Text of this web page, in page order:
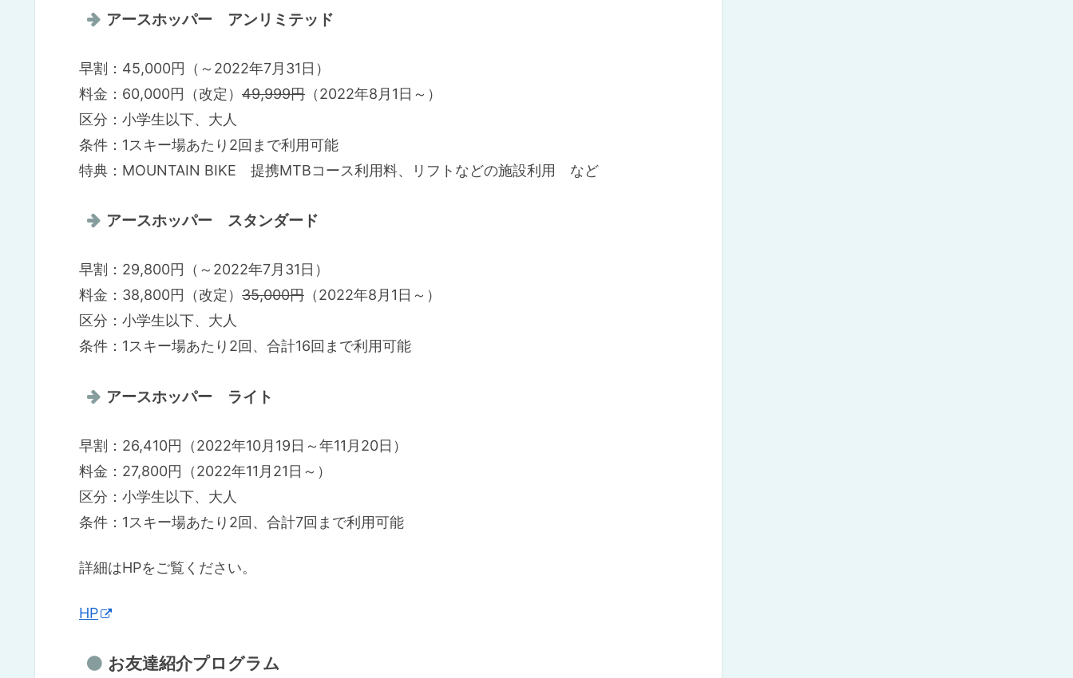
アースホッパー アンリミテッド
早割：45,000円（～2022年7月31日）
料金：60,000円（改定） 49,999円 （2022年8月1日～）
区分：小学生以下、大人
条件：1スキー場あたり2回まで利用可能
特典：MOUNTAIN BIKE 提携MTBコース利用料、リフトなどの施設利用 など
アースホッパー スタンダード
早割：29,800円（～2022年7月31日）
料金：38,800円（改定） 35,000円 （2022年8月1日～）
区分：小学生以下、大人
条件：1スキー場あたり2回、合計16回まで利用可能
アースホッパー ライト
早割：26,410円（2022年10月19日～年11月20日）
料金：27,800円（2022年11月21日～）
区分：小学生以下、大人
条件：1スキー場あたり2回、合計7回まで利用可能
詳細はHPをご覧ください。
HP
お友達紹介プログラム